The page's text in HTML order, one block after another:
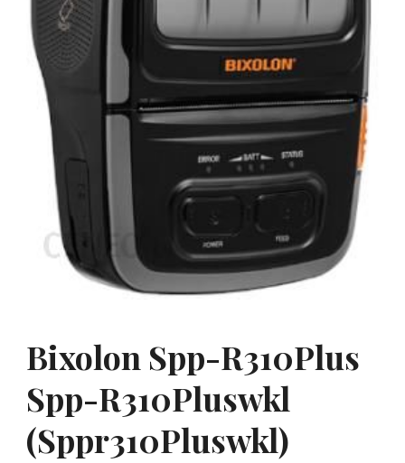
Bixolon Spp-R310Plus
Spp-R310Pluswkl
(Sppr310Pluswkl)